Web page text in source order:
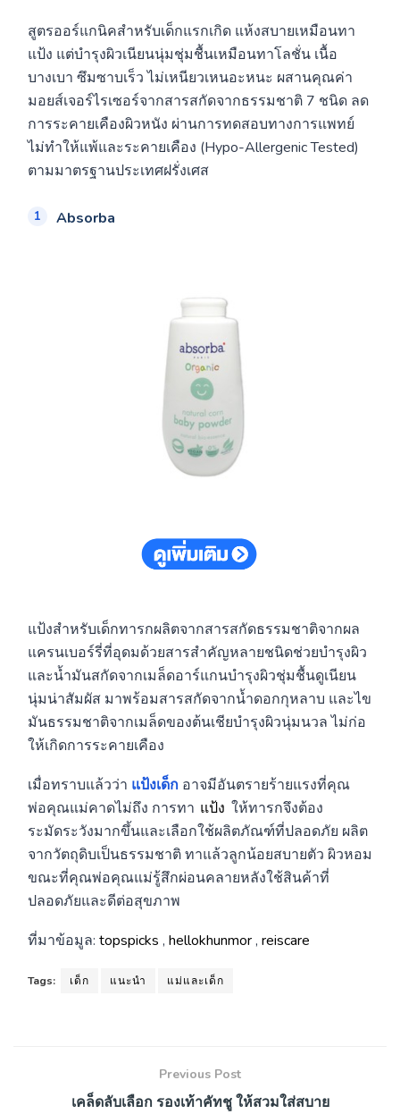
สูตรออร์แกนิคสำหรับเด็กแรกเกิด แห้งสบายเหมือนทา
แป้ง แต่บำรุงผิวเนียนนุ่มชุ่มชื้นเหมือนทาโลชั่น เนื้อ
บางเบา ซึมซาบเร็ว ไม่เหนียวเหนอะหนะ ผสานคุณค่า
มอยส์เจอร์ไรเซอร์จากสารสกัดจากธรรมชาติ 7 ชนิด ลด
การระคายเคืองผิวหนัง ผ่านการทดสอบทางการแพทย์
ไม่ทำให้แพ้และระคายเคือง (Hypo-Allergenic Tested)
ตามมาตรฐานประเทศฝรั่งเศส
Absorba
แป้งสำหรับเด็กทารกผลิตจากสารสกัดธรรมชาติจากผล
แครนเบอร์รี่ที่อุดมด้วยสารสำคัญหลายชนิดช่วยบำรุงผิว
และน้ำมันสกัดจากเมล็ดอาร์แกนบำรุงผิวชุ่มชื้นดูเนียน
นุ่มน่าสัมผัส มาพร้อมสารสกัดจากน้ำดอกกุหลาบ และไข
มันธรรมชาติจากเมล็ดของต้นเชียบำรุงผิวนุ่มนวล ไม่ก่อ
ให้เกิดการระคายเคือง
เมื่อทราบแล้วว่า แป้งเด็ก อาจมีอันตรายร้ายแรงที่คุณ
พ่อคุณแม่คาดไม่ถึง การทา แป้ง ให้ทารกจึงต้อง
ระมัดระวังมากขึ้นและเลือกใช้ผลิตภัณฑ์ที่ปลอดภัย ผลิต
จากวัตถุดิบเป็นธรรมชาติ ทาแล้วลูกน้อยสบายตัว ผิวหอม
ขณะที่คุณพ่อคุณแม่รู้สึกผ่อนคลายหลังใช้สินค้าที่
ปลอดภัยและดีต่อสุขภาพ
ที่มาข้อมูล: topspicks , hellokhunmor, reiscare
Tags: เด็ก แนะนำ แม่และเด็ก
Previous Post
เคล็ดลับเลือก รองเท้าคัทชู ให้สวมใส่สบาย